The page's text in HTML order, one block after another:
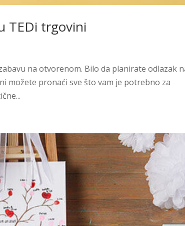
TEDi trgovini
na otvorenom. Bilo da planirate odlazak
možete pronaći sve što vam je potrebno za